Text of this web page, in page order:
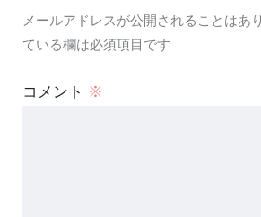
メールアドレスが公開されることはあ
ている欄は必須項目です
コメント ※